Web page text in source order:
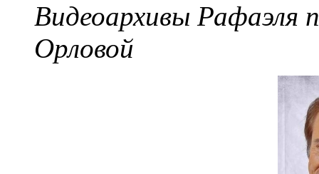
Видеоархивы Рафаэля
Орловой